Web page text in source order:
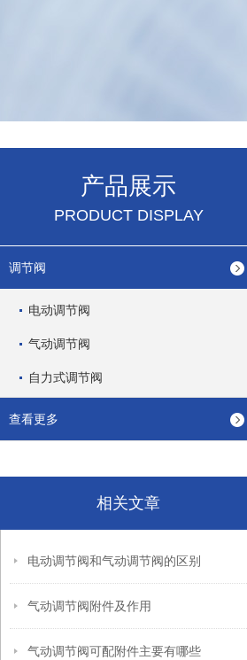
产品展示
PRODUCT DISPLAY
调节阀
电动调节阀
气动调节阀
自力式调节阀
查看更多
相关文章
电动调节阀和气动调节阀的区别
气动调节阀附件及作用
气动调节阀可配附件主要有哪些